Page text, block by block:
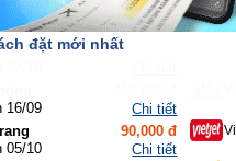
đặt mới nhất
354,000 đ
Chi tiết
Chi tiết